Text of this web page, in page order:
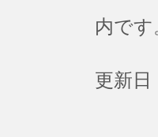
内です
更新日